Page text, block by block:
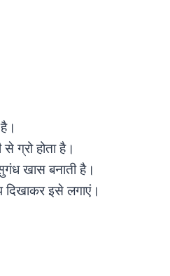
ग्रो होता है।
खास बनाती है।
दिखाकर इसे लगाएं।